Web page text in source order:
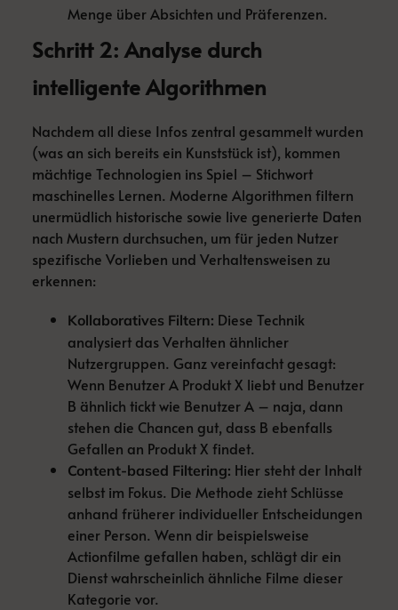
Menge über Absichten und Präferenzen.
Schritt 2: Analyse durch
intelligente Algorithmen
Nachdem all diese Infos zentral gesammelt wurden
(was an sich bereits ein Kunststück ist), kommen
mächtige Technologien ins Spiel – Stichwort
maschinelles Lernen. Moderne Algorithmen filtern
unermüdlich historische sowie live generierte Daten
nach Mustern durchsuchen, um für jeden Nutzer
spezifische Vorlieben und Verhaltensweisen zu
erkennen:
Kollaboratives Filtern: Diese Technik
analysiert das Verhalten ähnlicher
Nutzergruppen. Ganz vereinfacht gesagt:
Wenn Benutzer A Produkt X liebt und Benutzer
B ähnlich tickt wie Benutzer A – naja, dann
stehen die Chancen gut, dass B ebenfalls
Gefallen an Produkt X findet.
Content-based Filtering: Hier steht der Inhalt
selbst im Fokus. Die Methode zieht Schlüsse
anhand früherer individueller Entscheidungen
einer Person. Wenn dir beispielsweise
Actionfilme gefallen haben, schlägt dir ein
Dienst wahrscheinlich ähnliche Filme dieser
Kategorie vor.